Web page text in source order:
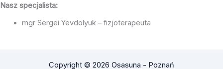
Nasz specjalista:
mgr Sergei Yevdolyuk – fizjoterapeuta
Copyright © 2026 Osasuna - Poznań